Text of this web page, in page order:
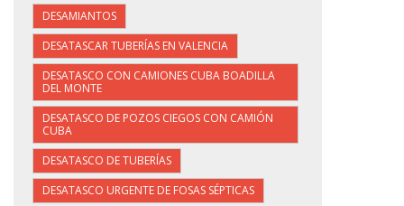
DESAMIANTOS
DESATASCAR TUBERÍAS EN VALENCIA
DESATASCO CON CAMIONES CUBA BOADILLA
DEL MONTE
DESATASCO DE POZOS CIEGOS CON CAMIÓN
CUBA
DESATASCO DE TUBERÍAS
DESATASCO URGENTE DE FOSAS SÉPTICAS